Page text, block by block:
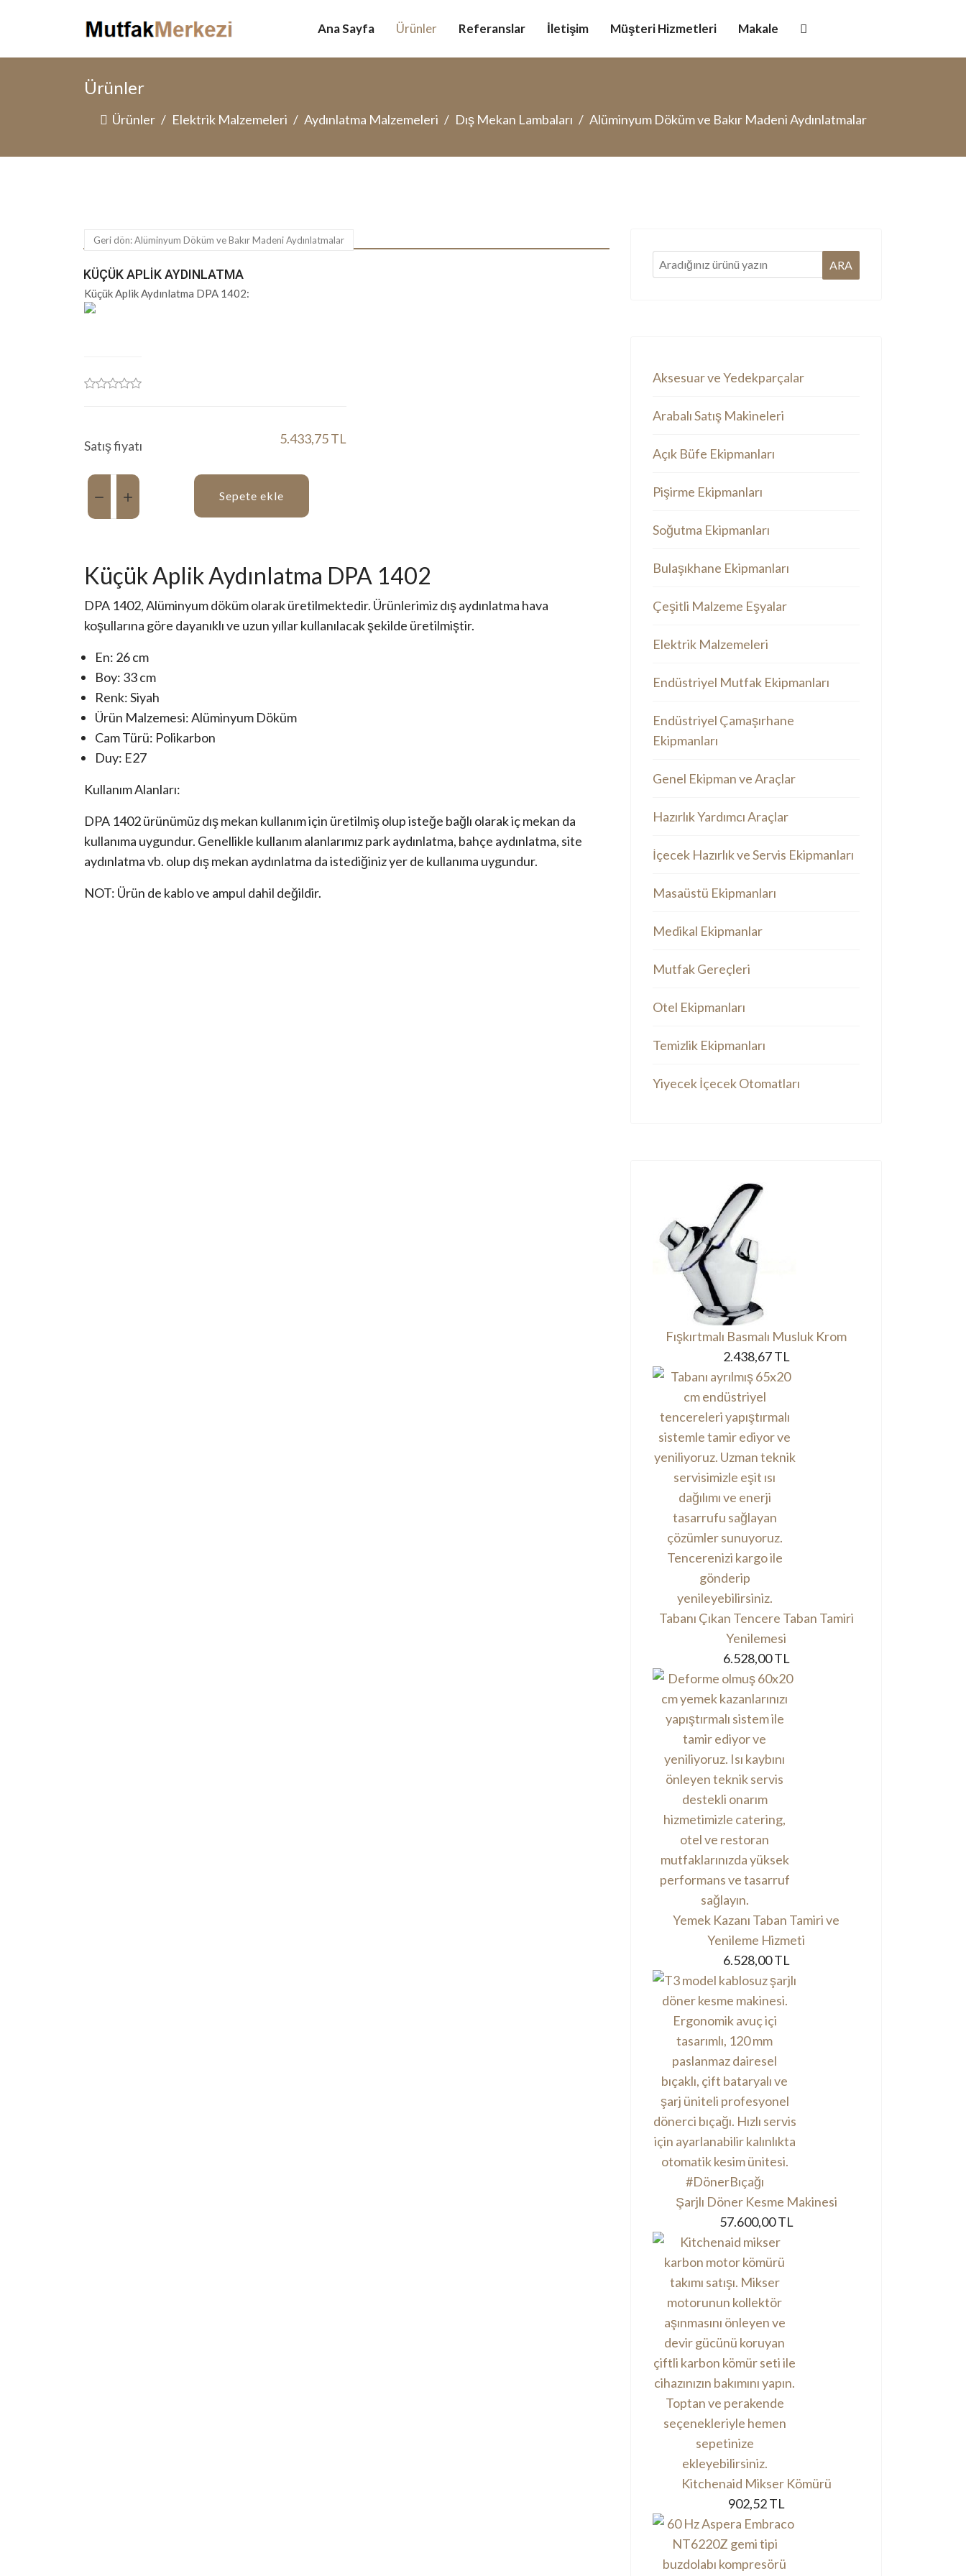
Ana Sayfa Ürünler Referanslar İletişim Müşteri Hizmetleri Makale
Ürünler
Ürünler Elektrik Malzemeleri Aydınlatma Malzemeleri Dış Mekan Lambaları Alüminyum Döküm ve Bakır Madeni Aydınlatmalar
Geri dön: Alüminyum Döküm ve Bakır Madeni Aydınlatmalar
KÜÇÜK APLIK AYDINLATMA
Küçük Aplik Aydınlatma DPA 1402:
Satış fiyatı 5.433,75 TL
Miktar:
Sepete ekle
Küçük Aplik Aydınlatma DPA 1402
DPA 1402, Alüminyum döküm olarak üretilmektedir. Ürünlerimiz dış aydınlatma hava
koşullarına göre dayanıklı ve uzun yıllar kullanılacak şekilde üretilmiştir.
En: 26 cm
Boy: 33 cm
Renk: Siyah
Ürün Malzemesi: Alüminyum Döküm
Cam Türü: Polikarbon
Duy: E27
Kullanım Alanları:
DPA 1402 ürünümüz dış mekan kullanım için üretilmiş olup isteğe bağlı olarak iç mekan da
kullanıma uygundur. Genellikle kullanım alanlarımız park aydınlatma, bahçe aydınlatma, site
aydınlatma vb. olup dış mekan aydınlatma da istediğiniz yer de kullanıma uygundur.
NOT: Ürün de kablo ve ampul dahil değildir.
Aksesuar ve Yedekparçalar
Arabalı Satış Makineleri
Açık Büfe Ekipmanları
Pişirme Ekipmanları
Soğutma Ekipmanları
Bulaşıkhane Ekipmanları
Çeşitli Malzeme Eşyalar
Elektrik Malzemeleri
Endüstriyel Mutfak Ekipmanları
Endüstriyel Çamaşırhane
Ekipmanları
Genel Ekipman ve Araçlar
Hazırlık Yardımcı Araçlar
İçecek Hazırlık ve Servis Ekipmanları
Masaüstü Ekipmanları
Medikal Ekipmanlar
Mutfak Gereçleri
Otel Ekipmanları
Temizlik Ekipmanları
Yiyecek İçecek Otomatları
Fışkırtmalı Basmalı Musluk Krom
2.438,67 TL
Tabanı Çıkan Tencere Taban Tamiri
Yenilemesi
6.528,00 TL
Yemek Kazanı Taban Tamiri ve
Yenileme Hizmeti
6.528,00 TL
Şarjlı Döner Kesme Makinesi
57.600,00 TL
Kitchenaid Mikser Kömürü
902,52 TL